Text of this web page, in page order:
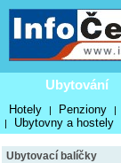
Ubytování
Hotely | Penziony |
| Ubytovny a hostely
Ubytovací balíčky